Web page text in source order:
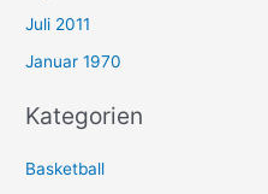
Juli 2011
Januar 1970
Kategorien
Basketball